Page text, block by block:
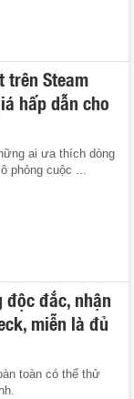
trên Steam
hấp dẫn cho
ai ưa thích dòng
phỏng cuộc ...
độc đắc, nhận
miễn là đủ
toàn có thể thử